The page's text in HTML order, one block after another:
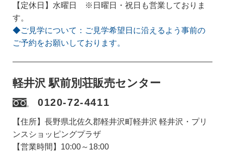
【定休日】水曜日 ※日曜日・祝日も営業しておりま
す。
◆ご見学について：ご見学希望日に沿えるよう事前の
ご予約をお願いしております。
軽井沢 駅前別荘販売センター
0120-72-4411
【住所】長野県北佐久郡軽井沢町軽井沢 軽井沢・プリ
ンスショッピングプラザ
【営業時間】10:00～18:00